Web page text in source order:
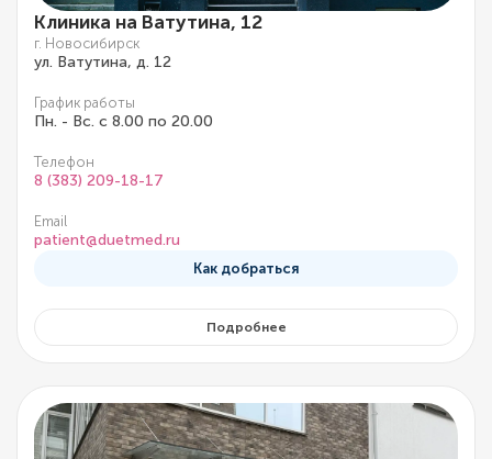
Клиника на Ватутина, 12
г. Новосибирск
ул. Ватутина, д. 12
График работы
Пн. - Вс. с 8.00 по 20.00
Телефон
8 (383) 209-18-17
Email
patient@duetmed.ru
Как добраться
Подробнее